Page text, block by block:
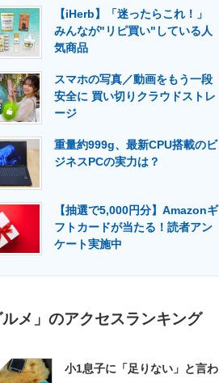
支援
ア 建設×テクノロジーの最前線
【iHerb】「迷ったらこれ！」
みんなが"リピ買い"している人
気商品
スマホの写真／動画をもう一段
安全に 買い切りクラウドストレ
ージ
重量約999g、最新CPU搭載のビ
ジネスPCの実力は？
【抽選で5,000円分】Amazonギ
フトカードが当たる！読者アン
ケート実施中
ルメ」のアクセスランキング
小1息子に「足りない」と言わ